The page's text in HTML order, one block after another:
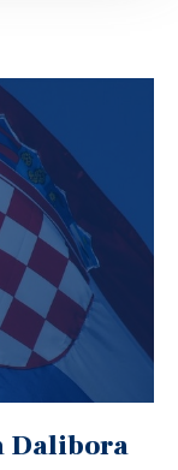
Dalibora